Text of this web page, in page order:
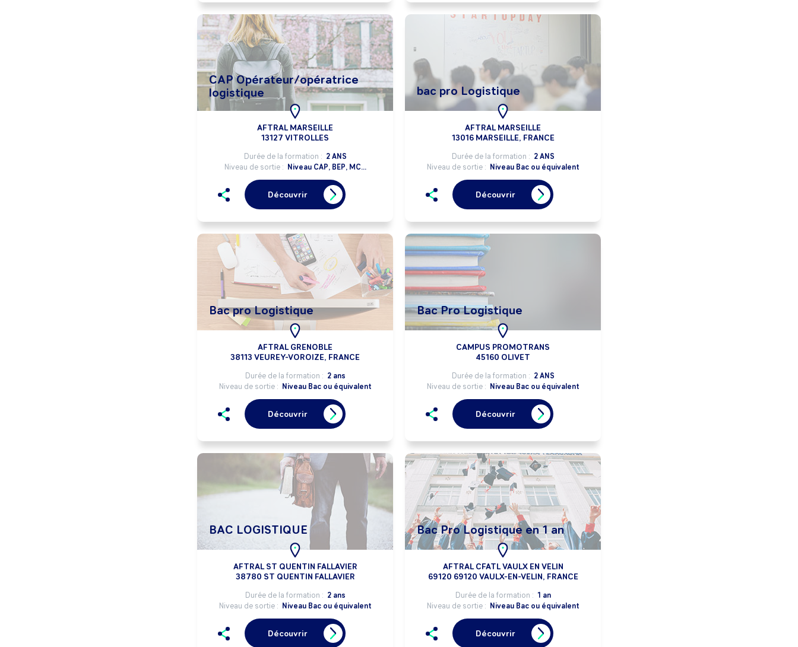
CAP Opérateur/opératrice
logistique
AFTRAL MARSEILLE
13127 VITROLLES
Durée de la formation : 2 ANS
Niveau de sortie : Niveau CAP, BEP, MC...
Découvrir
bac pro Logistique
AFTRAL MARSEILLE
13016 MARSEILLE, FRANCE
Durée de la formation : 2 ANS
Niveau de sortie : Niveau Bac ou équivalent
Découvrir
Bac pro Logistique
AFTRAL GRENOBLE
38113 VEUREY-VOROIZE, FRANCE
Durée de la formation : 2 ans
Niveau de sortie : Niveau Bac ou équivalent
Découvrir
Bac Pro Logistique
CAMPUS PROMOTRANS
45160 OLIVET
Durée de la formation : 2 ANS
Niveau de sortie : Niveau Bac ou équivalent
Découvrir
BAC LOGISTIQUE
AFTRAL ST QUENTIN FALLAVIER
38780 ST QUENTIN FALLAVIER
Durée de la formation : 2 ans
Niveau de sortie : Niveau Bac ou équivalent
Découvrir
Bac Pro Logistique en 1 an
AFTRAL CFATL VAULX EN VELIN
69120 69120 VAULX-EN-VELIN, FRANCE
Durée de la formation : 1 an
Niveau de sortie : Niveau Bac ou équivalent
Découvrir